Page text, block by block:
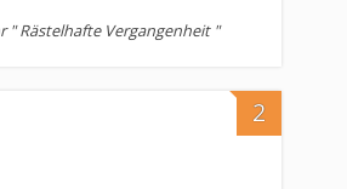
" Rästelhafte Vergangenheit "
2